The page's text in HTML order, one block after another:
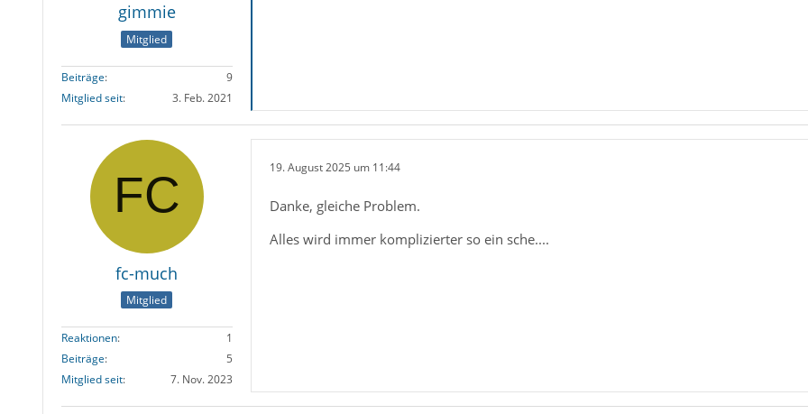
gimmie
Mitglied
Beiträge
9
Mitglied seit
3. Feb. 2021
fc-much
Mitglied
Reaktionen
1
Beiträge
5
Mitglied seit
7. Nov. 2023
19. August 2025 um 11:44
Danke, gleiche Problem.
Alles wird immer komplizierter so ein sche....